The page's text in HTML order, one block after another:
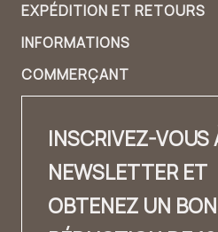
À propos de nous
Entretien des produits
Guide du sac à main
Lookbook
Témoignages
EXPÉDITION ET RETOURS
Informations de livraison
Retours
INFORMATIONS
FAQ
✨ Carrière ✨
Mentions légales
CONDITIONS GÉNÉRALES DE
COMMERÇANT
Distributeurs Contact
Fashion Cloud
Label privé
INSCRIVEZ-VOUS
NEWSLETTER ET
OBTENEZ UN